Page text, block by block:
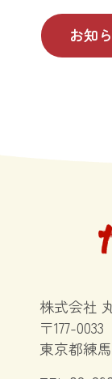
お知
株式会社
〒177-0033
東京都練